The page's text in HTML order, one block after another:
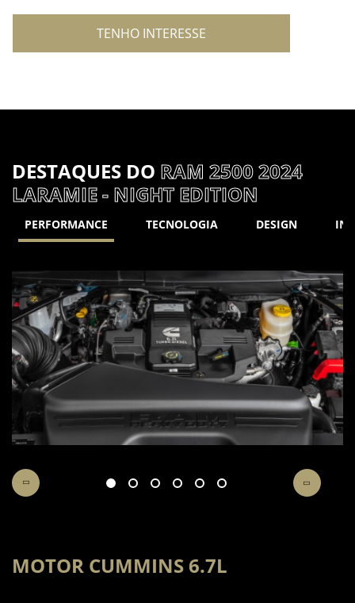
TENHO INTERESSE
DESTAQUES DO RAM 2500 2024
LARAMIE - NIGHT EDITION
PERFORMANCE TECNOLOGIA DESIGN
MOTOR CUMMINS 6.7L